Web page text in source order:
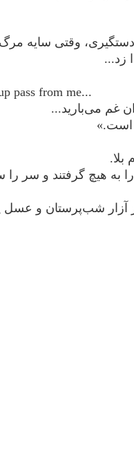
وقتی سایه مرگ
زد...
pass from me...
غم می‌بارید...
است.»
بلا.
را به هیچ گرفتند و سر را
آزار شب‌پرستان و عسل